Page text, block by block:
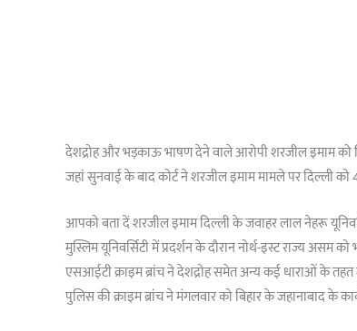
देशद्रोह और भड़काऊ भाषण देने वाले आरोपी शरजील इमाम को
जहां सुनवाई के बाद कोर्ट ने शरजील इमाम मामले पर दिल्ली को
आपको बता दें शरजील इमाम दिल्ली के जवाहर लाल नेहरू
मुस्लिम यूनिवर्सिटी में प्रदर्शन के दौरान नोर्थ-इस्ट राज्य
एसआईटी क्राइम ब्रांच ने देशद्रोह समेत अन्य कई धाराओं के
पुलिस की क्राइम ब्रांच ने मंगलवार को बिहार के जहानाबाद के